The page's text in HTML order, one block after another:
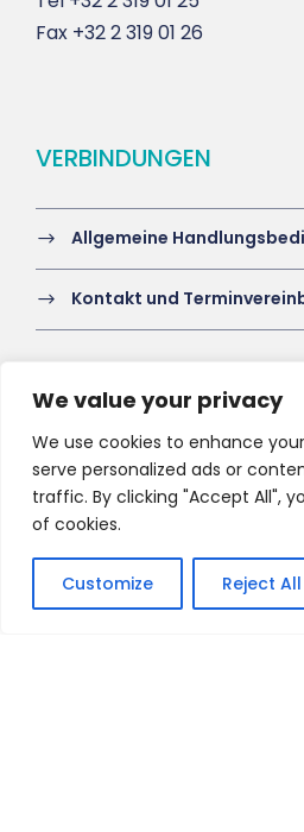
We value your privacy
We use cookies to enhance
serve personalized ads or
traffic. By clicking "Accept All",
of cookies.
Customize Reject All
Fax +32 2 319 01 26
VERBINDUNGEN
Allgemeine
Kontakt und
Copyright 2021 HV-A,